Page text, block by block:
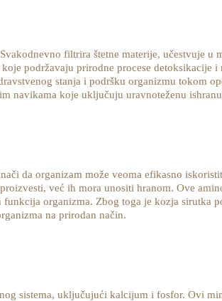
filtrira štetne materije, učestvuje u
podržavaju prirodne procese detoksikacije
stanja i podršku organizmu tokom
navikama koje uključuju uravnoteženu
da organizam može veoma efikasno
već ih mora unositi hranom. Ove
organizma. Zbog toga je kozja sirutka
na prirodan način.
sistema, uključujući kalcijum i fosfor. Ovi